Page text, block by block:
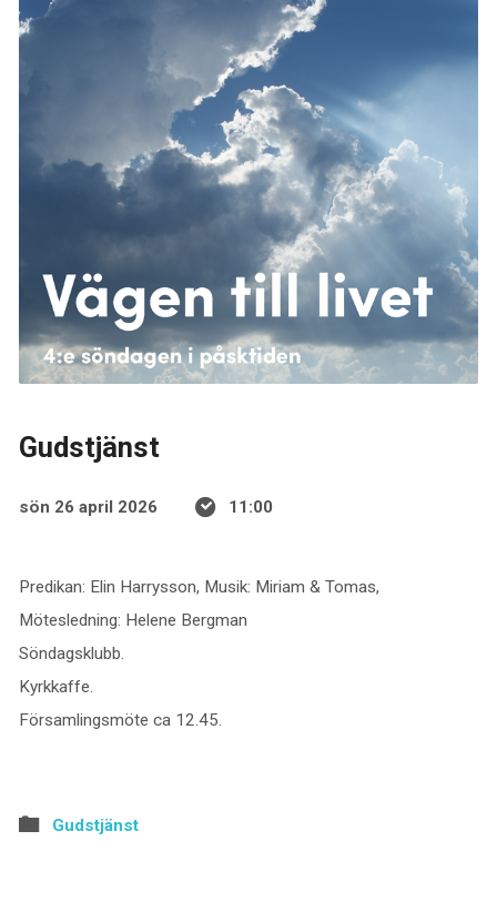
Gudstjänst
sön 26 april 2026 11:00
Predikan: Elin Harrysson, Musik: Miriam & Tomas,
Mötesledning: Helene Bergman
Söndagsklubb.
Kyrkkaffe.
Församlingsmöte ca 12.45.
Gudstjänst